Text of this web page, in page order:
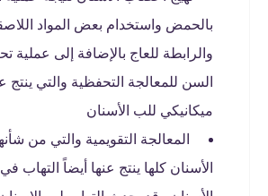
بالحمض واستخدام بعض المواد
والرابطة للعاج بالإضافة إلى عملية
السن للمعالجة التحفظية والتي ينتج
ميكانيكي للب الأسنان
المعالجة التقويمية والتي من
الأسنان كلها ينتج عنها أيضاً